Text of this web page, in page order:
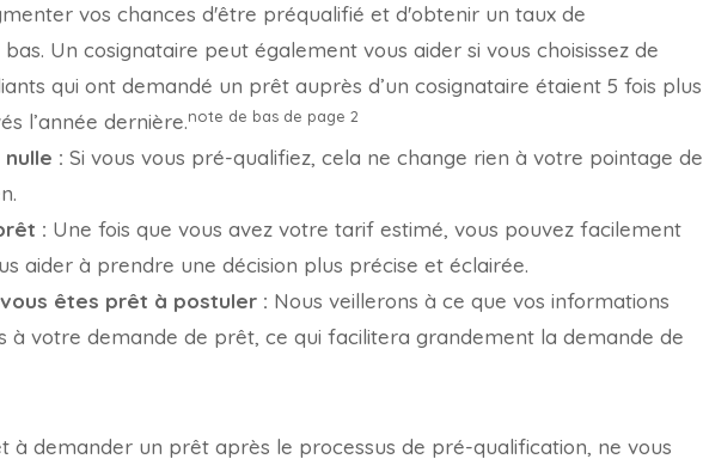
vos chances d'être préqualifié et d'obtenir un taux de
Un cosignataire peut également vous aider si vous choisissez de
qui ont demandé un prêt auprès d’un cosignataire étaient 5 fois plus
l’année dernière.note de bas de page 2
: Si vous vous pré-qualifiez, cela ne change rien à votre pointage de
: Une fois que vous avez votre tarif estimé, vous pouvez facilement
aider à prendre une décision plus précise et éclairée.
êtes prêt à postuler : Nous veillerons à ce que vos informations
à votre demande de prêt, ce qui facilitera grandement la demande de
à demander un prêt après le processus de pré-qualification, ne vous